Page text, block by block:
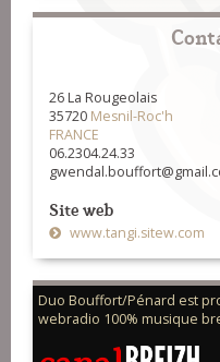
07-
11-
13-
26 La Rougeolais
35720 Mesnil-Roc'h
FRANCE
06.2304.24.33
Site web
www.tangi.sitew.com
Duo Bouffort/Pénard est
webradio 100% musique